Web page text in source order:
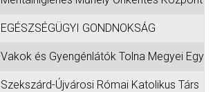
EGÉSZSÉGÜGYI GONDNOKSÁG
Vakok és Gyengénlátók Tolna Megyei Egye-
Szekszárd-Újvárosi Római Katolikus Társ